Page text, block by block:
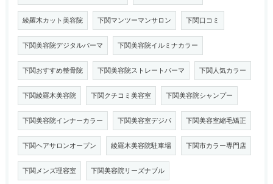
綾羅木カット美容院 下関マンツーマンサロン 下関口コミ
下関美容院デジタルパーマ 下関美容院イルミナカラー
下関おすすめ整骨院 下関美容院ストレートパーマ 下関人気カラー
下関綾羅木美容院 下関クチコミ美容室 下関美容院シャンプー
下関美容院インナーカラー 下関美容室デジパ 下関美容室縮毛矯正
下関ヘアサロンオープン 綾羅木美容院駐車場 下関市カラー専門店
下関メンズ理容室 下関美容院リーズナブル